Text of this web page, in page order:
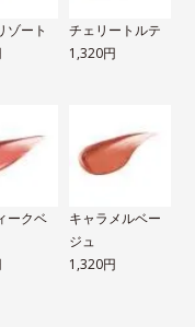
ゾート
チェリートルテ
1,320円
ークベ
キャラメルベー
ジュ
1,320円